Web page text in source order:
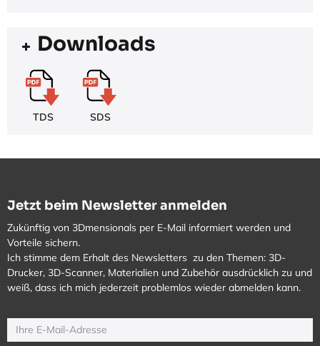
Downloads
TDS SDS
Jetzt beim Newsletter anmelden
Zukünftig von 3Dmensionals per E-Mail informiert werden und
Vorteile sichern.
Ich stimme dem Erhalt des Newsletters zu den Themen: 3D-
Drucker, 3D-Scanner, Materialien und Zubehör ausdrücklich zu und
weiß, dass ich mich jederzeit problemlos wieder abmelden kann.